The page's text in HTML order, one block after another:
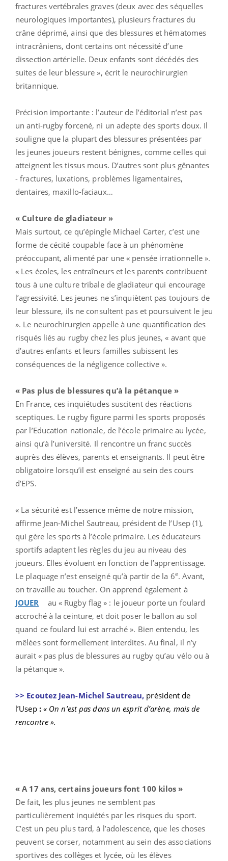
fractures vertébrales graves (deux avec des séquelles
neurologiques importantes), plusieurs fractures du
crâne déprimé, ainsi que des blessures et hématomes
intracrâniens, dont certains ont nécessité d’une
dissection artérielle. Deux enfants sont décédés des
suites de leur blessure », écrit le neurochirurgien
britannique.
Précision importante : l’auteur de l’éditorial n’est pas
un anti-rugby forcené, ni un adepte des sports doux. Il
souligne que la plupart des blessures présentées par
les jeunes joueurs restent bénignes, comme celles qui
atteignent les tissus mous. D’autres sont plus gênantes
- fractures, luxations, problèmes ligamentaires,
dentaires, maxillo-faciaux…
« Culture de gladiateur »
Mais surtout, ce qu’épingle Michael Carter, c’est une
forme de cécité coupable face à un phénomène
préoccupant, alimenté par une « pensée irrationnelle ».
« Les écoles, les entraîneurs et les parents contribuent
tous à une culture tribale de gladiateur qui encourage
l’agressivité. Les jeunes ne s’inquiètent pas toujours de
leur blessure, ils ne consultent pas et poursuivent le jeu
». Le neurochirurgien appelle à une quantification des
risqués liés au rugby chez les plus jeunes, « avant que
d’autres enfants et leurs familles subissent les
conséquences de la négligence collective ».
« Pas plus de blessures qu’à la pétanque »
En France, ces inquiétudes suscitent des réactions
sceptiques. Le rugby figure parmi les sports proposés
par l’Education nationale, de l’école primaire au lycée,
ainsi qu’à l’université. Il rencontre un franc succès
auprès des élèves, parents et enseignants. Il peut être
obligatoire lorsqu’il est enseigné au sein des cours
d’EPS.
« La sécurité est l’essence même de notre mission,
affirme Jean-Michel Sautreau, président de l’Usep (1),
qui gère les sports à l’école primaire. Les éducateurs
sportifs adaptent les règles du jeu au niveau des
joueurs. Elles évoluent en fonction de l’apprentissage.
Le plaquage n’est enseigné qu’à partir de la 6e. Avant,
on travaille au toucher. On apprend également à
JOUER
au « Rugby flag » : le joueur porte un foulard
accroché à la ceinture, et doit poser le ballon au sol
quand ce foulard lui est arraché ». Bien entendu, les
mêlées sont formellement interdites. Au final, il n’y
aurait « pas plus de blessures au rugby qu’au vélo ou à
la pétanque ».
>> Ecoutez Jean-Michel Sautreau, président de
l’Usep: « On n’est pas dans un esprit d’arène, mais de
rencontre ».
« A 17 ans, certains joueurs font 100 kilos »
De fait, les plus jeunes ne semblent pas
particulièrement inquiétés par les risques du sport.
C’est un peu plus tard, à l’adolescence, que les choses
peuvent se corser, notamment au sein des associations
sportives des collèges et lycée, où les élèves